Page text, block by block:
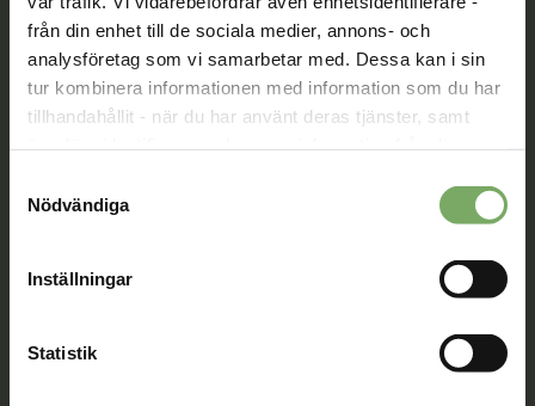
från din enhet till de sociala medier, annons- och
analysföretag som vi samarbetar med. Dessa kan i sin
tur kombinera informationen med information som du har
tillhandahållit - när du har använt deras tjänster, samt
området. Du godkänner våra cookies vid fortsatt
Nödvändiga
Inställningar
Statistik
Bli medlem
Välkommen att kontakta oss. Här hittar du kontaktvägar